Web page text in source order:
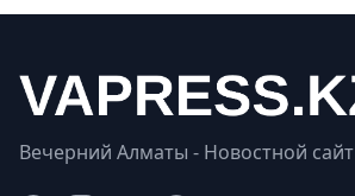
Вечерний Алматы - Новостной сайт